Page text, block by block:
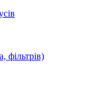
фільтрів)